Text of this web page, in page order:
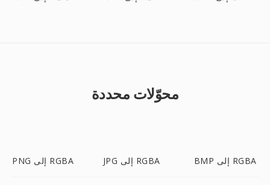
محوّلات محددة
PNG إلى RGBA JPG إلى RGBA BMP إلى RGBA